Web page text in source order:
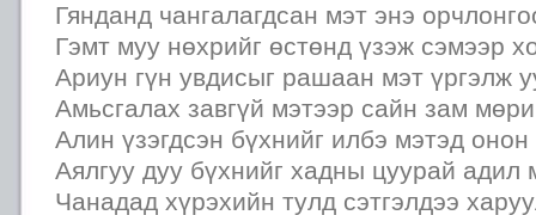
Гянданд чангалагдсан мэт энэ
Гэмт муу нөхрийг өстөнд үзэж сэмээр
Ариун гүн увдисыг рашаан мэт үргэлж
Амьсгалах завгүй мэтээр сайн зам
Алин үзэгдсэн бүхнийг илбэ мэтэд онон
Аялгуу дуу бүхнийг хадны цуурай адил
Чанадад хүрэхийн тулд сэтгэлдээ